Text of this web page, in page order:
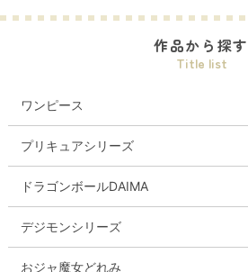
作品から探す
Title list
ワンピース
プリキュアシリーズ
ドラゴンボールDAIMA
デジモンシリーズ
おジャ魔女どれみ